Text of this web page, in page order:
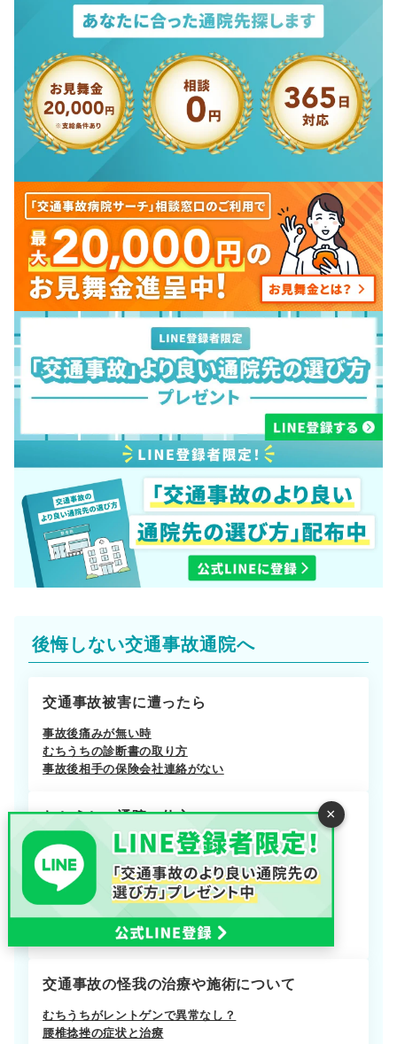
後悔しない交通事故通院へ
交通事故被害に遭ったら
事故後痛みが無い時
むちうちの診断書の取り方
事故後相手の保険会社連絡がない
むちうちの通院の仕方
交通事故後の通院先
むちうちの症状の伝え方
整形外科と整骨院は併用可？
病院が事故患者を受け入れていない
病院の転院の方法
軽いむちうちは放置してもいい？
交通事故の怪我の治療や施術について
むちうちがレントゲンで異常なし？
腰椎捻挫の症状と治療
×